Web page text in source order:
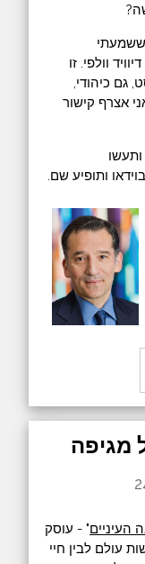
ששמעתי
וולפי. זו
גם כיהודי,
אצרף קישור
העיניים" - עוסק
עולם לבין חיי